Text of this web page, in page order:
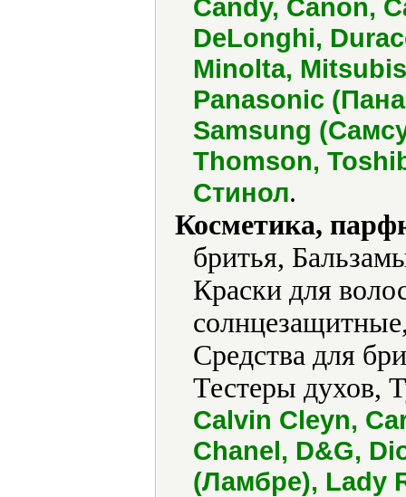
Candy, Canon,
DeLonghi,
Minolta,
Panasonic
Samsung
Thomson,
Стинол.
Косметика,
бритья,
Краски для
Средства для
Тестеры духов,
Calvin Cleyn,
Chanel, D&G,
(Ламбре), Lady